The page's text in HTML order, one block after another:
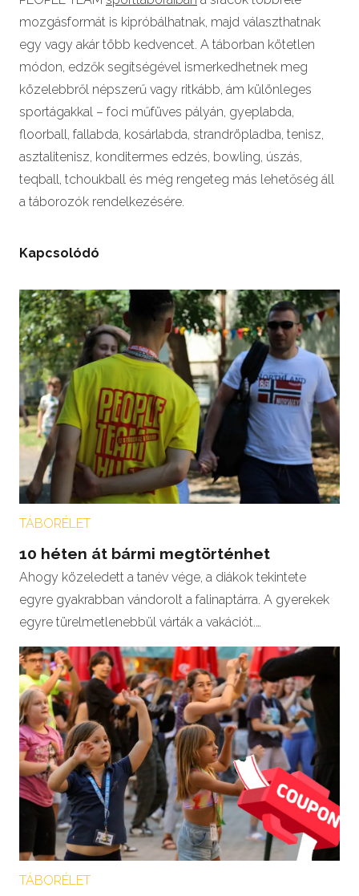
mozgásformát is kipróbálhatnak, majd választhatnak
egy vagy akár több kedvencet. A táborban kötetlen
módon, edzők segítségével ismerkedhetnek meg
közelebbről népszerű vagy ritkább, ám különleges
sportágakkal – foci műfüves pályán, gyeplabda,
floorball, fallabda, kosárlabda, strandröpladba, tenisz,
asztalitenisz, konditermes edzés, bowling, úszás,
teqball, tchoukball és még rengeteg más lehetőség áll
a táborozók rendelkezésére.
Kapcsolódó
TÁBORÉLET
10 héten át bármi megtörténhet
Ahogy közeledett a tanév vége, a diákok tekintete
egyre gyakrabban vándorolt a falinaptárra. A gyerekek
egyre türelmetlenebbül várták a vakációt.…
TÁBORÉLET